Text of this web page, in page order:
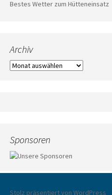
Bestes Wetter zum Hütteneinsatz
Archiv
Archiv
Sponsoren
Stolz präsentiert von WordPress